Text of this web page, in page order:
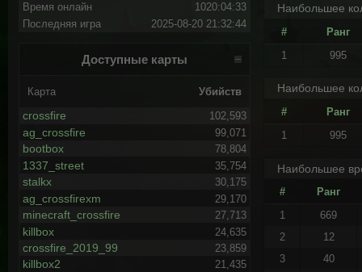
Время онлайн
1020:04:33
Последняя игра
2025-08-20 21:32:44
Доступные карты
Карта Убийств
crossfire 102,593
ag_crossfire 99,071
bootbox 78,804
1337_street 35,754
stalkx 30,175
ag_crossfirexm 29,170
minecraft_crossfire 27,713
killbox 24,635
crossfire_2019_99 23,859
killbox2 21,435
Наибольшее
#
Ранг
1
995
Наибольшее
#
Ранг
1
995
Наибольшее
#
Ранг
1
669
2
12
3
40